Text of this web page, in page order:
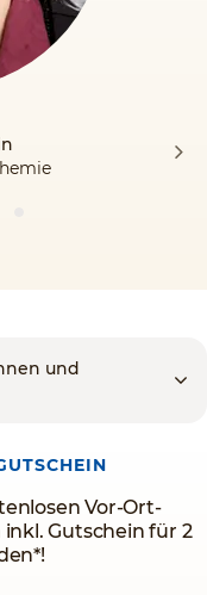
und
Vor-Ort-
Gutschein für 2